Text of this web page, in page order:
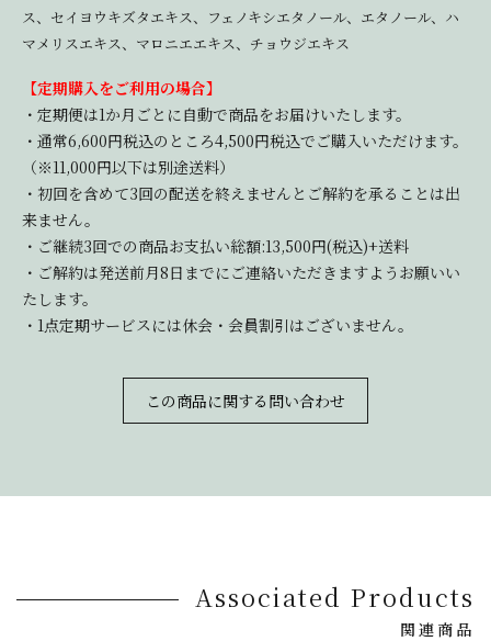
ス、セイヨウキズタエキス、フェノキシエタノール、エタノール、ハ
マメリスエキス、マロニエエキス、チョウジエキス
【定期購入をご利用の場合】
・定期便は1か月ごとに自動で商品をお届けいたします。
・通常6,600円税込のところ4,500円税込でご購入いただけます。
（※11,000円以下は別途送料）
・初回を含めて3回の配送を終えませんとご解約を承ることは出
来ません。
・ご継続3回での商品お支払い総額:13,500円(税込)+送料
・ご解約は発送前月8日までにご連絡いただきますようお願いい
たします。
・1点定期サービスには休会・会員割引はございません。
この商品に関する問い合わせ
Associated Products
関連商品